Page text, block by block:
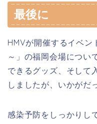
最後に
HMVが開催するイベン
～」の福岡会場につい
できるグッズ、そして
しましたが、いかがだ
感染予防をしっかりし